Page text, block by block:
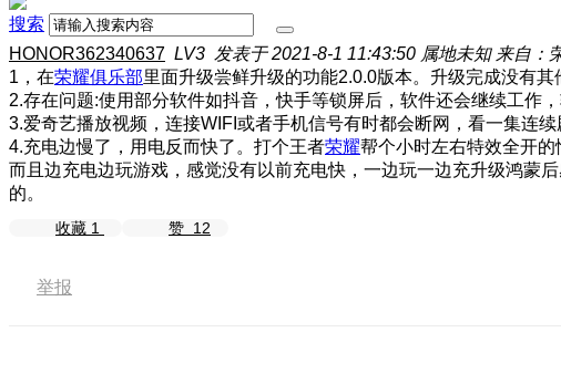
搜索
HONOR362340637 LV3 发表于 2021-8-1 11:43:50 属地未知 来自：
1，在荣耀俱乐部里面升级尝鲜升级的功能2.0.0版本。升级完成没有其
2.存在问题:使用部分软件如抖音，快手等锁屏后，软件还会继续工作
3.爱奇艺播放视频，连接WIFI或者手机信号有时都会断网，看一集连续
4.充电边慢了，用电反而快了。打个王者荣耀帮个小时左右特效全开的
而且边充电边玩游戏，感觉没有以前充电快，一边玩一边充升级鸿蒙
的。
收藏 1 赞 12
举报